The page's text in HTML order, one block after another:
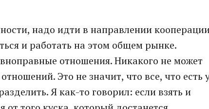
надо идти в направлении
и работать на этом общем рынке.
отношения. Никакого не может
Это не значит, что все, что есть
Я как-то говорил: если взять и